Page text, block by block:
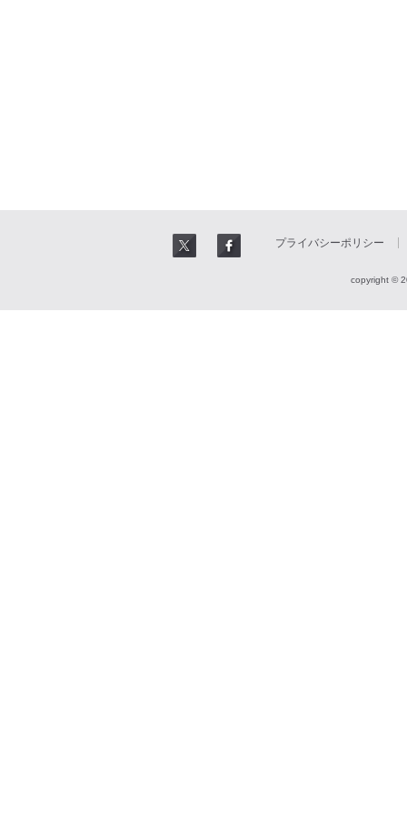
プライバシーポリシー
copyright ©